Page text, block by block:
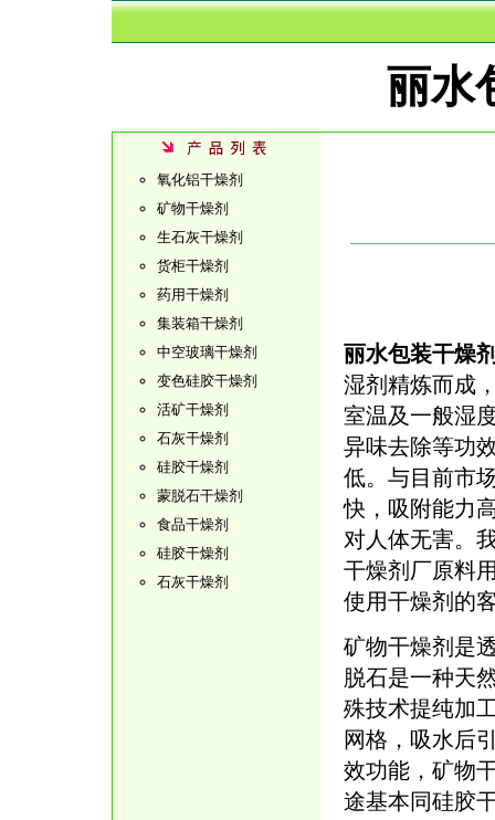
丽水
氧化铝干燥剂
矿物干燥剂
生石灰干燥剂
货柜干燥剂
药用干燥剂
集装箱干燥剂
中空玻璃干燥剂
变色硅胶干燥剂
活矿干燥剂
石灰干燥剂
硅胶干燥剂
蒙脱石干燥剂
食品干燥剂
硅胶干燥剂
石灰干燥剂
丽水包装干燥
湿剂精炼而成
室温及一般湿
异味去除等功
低。与目前市
快，吸附能力
对人体无害。
干燥剂厂原料
使用干燥剂的
矿物干燥剂是
脱石是一种天
殊技术提纯加
网格，吸水后
效功能，矿物
途基本同硅胶